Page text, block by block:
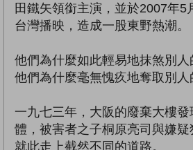
田鐵矢領銜主演，並於2007年5
台灣播映，造成一股東野熱潮。
他們為什麼如此輕易地抹煞別人
他們為什麼毫無愧疚地奪取別人
一九七三年，大阪的廢棄大樓
體，被害者之子桐原亮司與嫌疑
就此走上截然不同的道路。